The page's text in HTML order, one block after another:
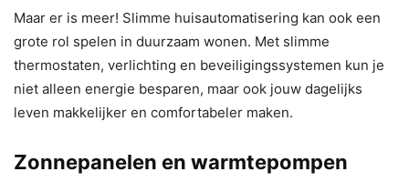
Maar er is meer! Slimme huisautomatisering kan ook een
grote rol spelen in duurzaam wonen. Met slimme
thermostaten, verlichting en beveiligingssystemen kun je
niet alleen energie besparen, maar ook jouw dagelijks
leven makkelijker en comfortabeler maken.
Zonnepanelen en warmtepompen